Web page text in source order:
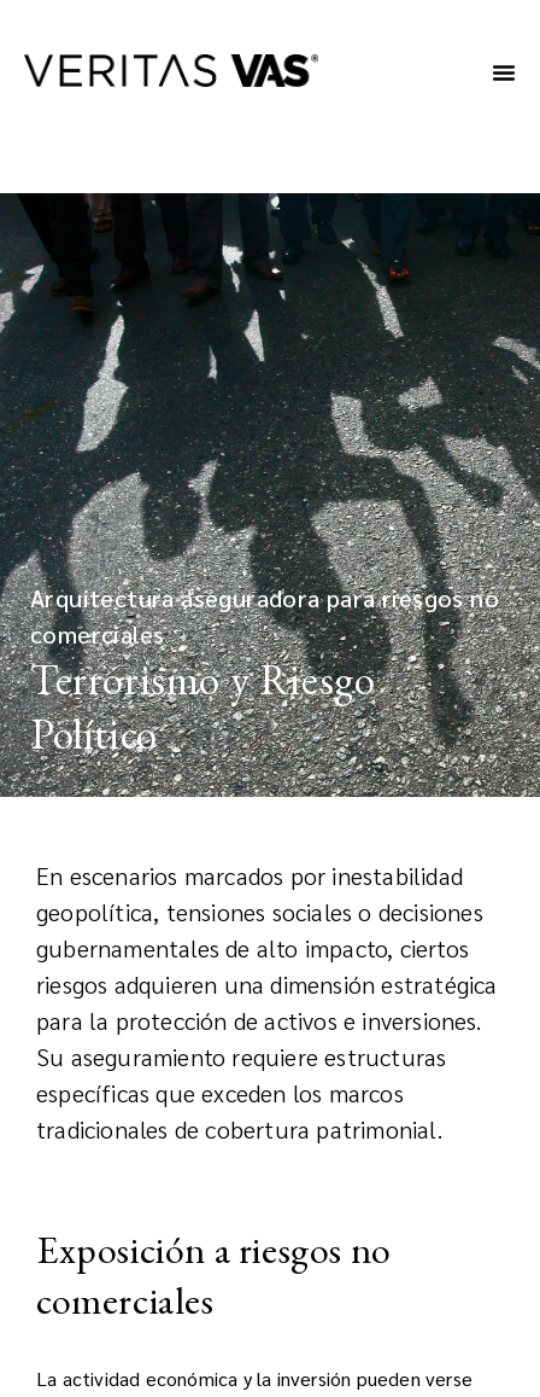
Arquitectura aseguradora para riesgos no
comerciales
Terrorismo y Riesgo
Político
En escenarios marcados por inestabilidad
geopolítica, tensiones sociales o decisiones
gubernamentales de alto impacto, ciertos
riesgos adquieren una dimensión estratégica
para la protección de activos e inversiones.
Su aseguramiento requiere estructuras
específicas que exceden los marcos
tradicionales de cobertura patrimonial.
Exposición a riesgos no
comerciales
La actividad económica y la inversión pueden verse